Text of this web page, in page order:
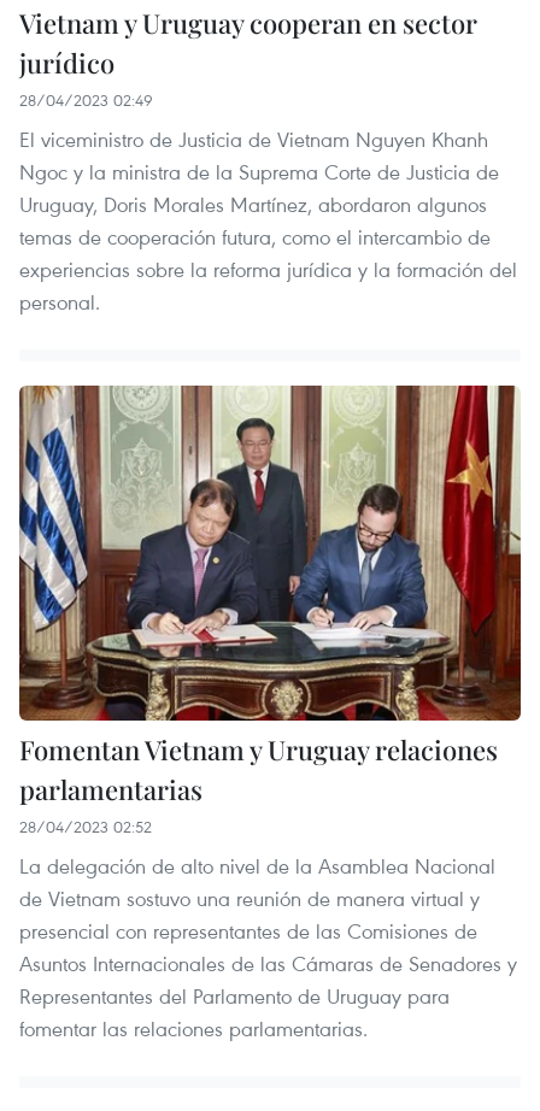
Vietnam y Uruguay cooperan en sector
jurídico
28/04/2023 02:49
El viceministro de Justicia de Vietnam Nguyen Khanh
Ngoc y la ministra de la Suprema Corte de Justicia de
Uruguay, Doris Morales Martínez, abordaron algunos
temas de cooperación futura, como el intercambio de
experiencias sobre la reforma jurídica y la formación del
personal.
Fomentan Vietnam y Uruguay relaciones
parlamentarias
28/04/2023 02:52
La delegación de alto nivel de la Asamblea Nacional
de Vietnam sostuvo una reunión de manera virtual y
presencial con representantes de las Comisiones de
Asuntos Internacionales de las Cámaras de Senadores y
Representantes del Parlamento de Uruguay para
fomentar las relaciones parlamentarias.